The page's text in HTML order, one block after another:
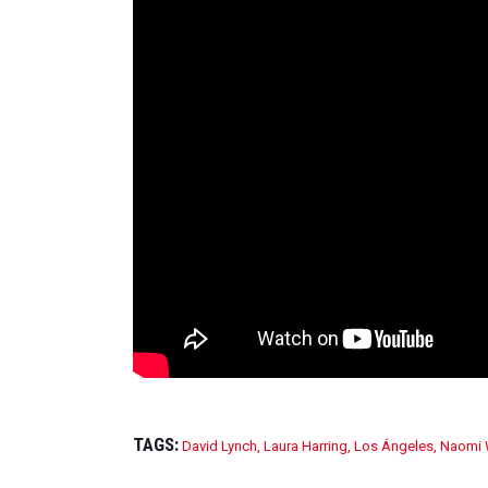
TAGS: David Lynch, Laura Harring, Los Ángeles, Naomi